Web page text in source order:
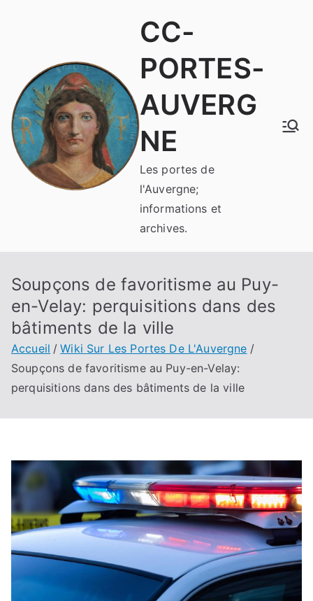
CC-
PORTES-
AUVERG
NE
Les portes de
l'Auvergne;
informations et
archives.
Soupçons de favoritisme au Puy-
en-Velay: perquisitions dans des
bâtiments de la ville
Accueil
Wiki Sur Les Portes De L'Auvergne
Soupçons de favoritisme au Puy-en-Velay:
perquisitions dans des bâtiments de la ville